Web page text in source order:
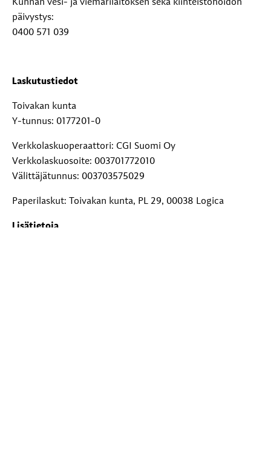
Kunnan vesi- ja viemärilaitoksen sekä kiinteistöhoidon
päivystys:
0400 571 039
Laskutustiedot
Toivakan kunta
Y-tunnus: 0177201-0
Verkkolaskuoperaattori: CGI Suomi Oy
Verkkolaskuosoite: 003701772010
Välittäjätunnus: 003703575029
Paperilaskut: Toivakan kunta, PL 29, 00038 Logica
Lisätietoja